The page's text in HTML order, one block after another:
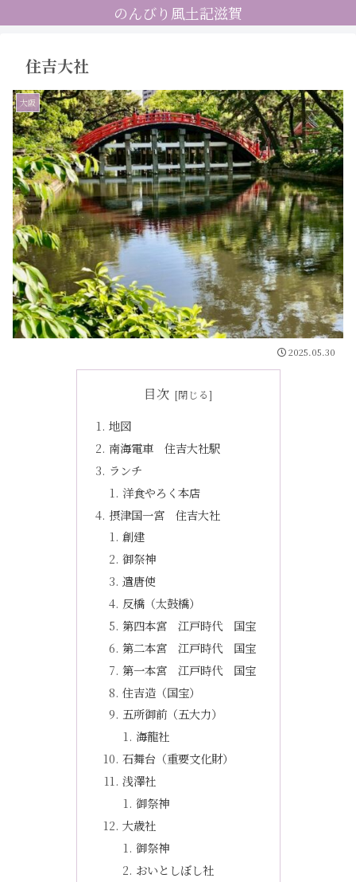
のんびり風土記滋賀
住吉大社
大阪
2025.05.30
目次
地図
南海電車 住吉大社駅
ランチ
洋食やろく本店
摂津国一宮 住吉大社
創建
御祭神
遣唐使
反橋（太鼓橋）
第四本宮 江戸時代 国宝
第二本宮 江戸時代 国宝
第一本宮 江戸時代 国宝
住吉造（国宝）
五所御前（五大力）
海龍社
石舞台（重要文化財）
浅澤社
御祭神
大歳社
御祭神
おいとしぼし社